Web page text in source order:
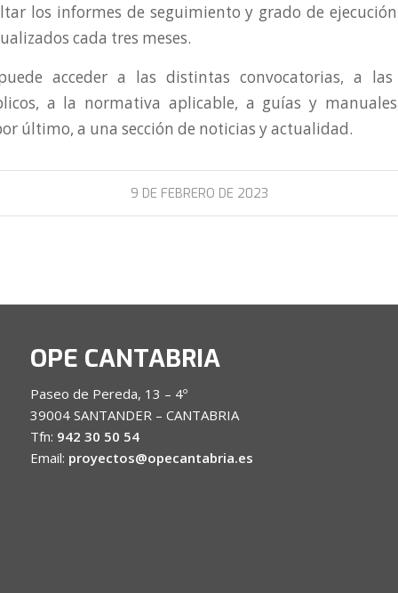
los informes de seguimiento y grado de
cada tres meses.
acceder a las distintas convocatorias, a
a la normativa aplicable, a guías y
último, a una sección de noticias y actualidad.
9 DE FEBRERO DE 2023
OPE CANTABRIA
Paseo de Pereda, 13 – 4º
39004 SANTANDER – CANTABRIA
Tfn: 942 30 50 54
Email: proyectos@opecantabria.es